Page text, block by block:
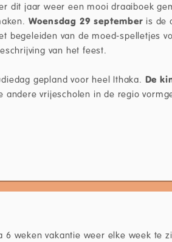
dit jaar weer een mooi draaiboek
Woensdag 29 september is de
begeleiden van de moed-spelletjes
van het feest.
gepland voor heel Ithaka. De
vrijescholen in de regio
weken vakantie weer elke week te